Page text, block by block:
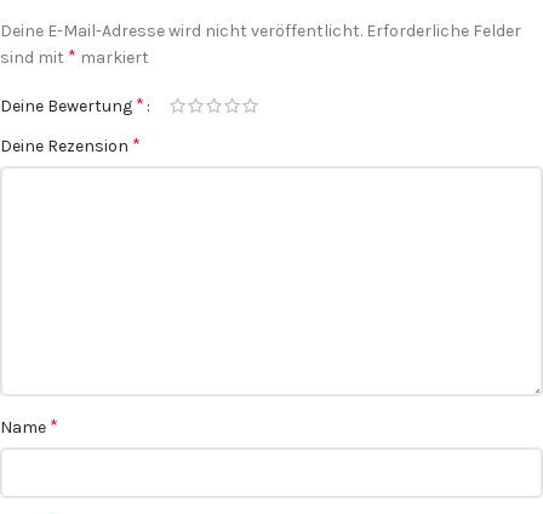
Deine E-Mail-Adresse wird nicht veröffentlicht. Erforderliche Felder
sind mit * markiert
Deine Bewertung *
Deine Rezension *
Name *